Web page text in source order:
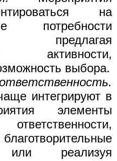
на
потребности
предлагая
активности,
выбора.
интегрируют в
элементы
или реализуя